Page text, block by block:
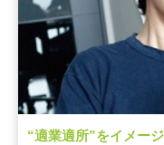
“適業適所”をイメー